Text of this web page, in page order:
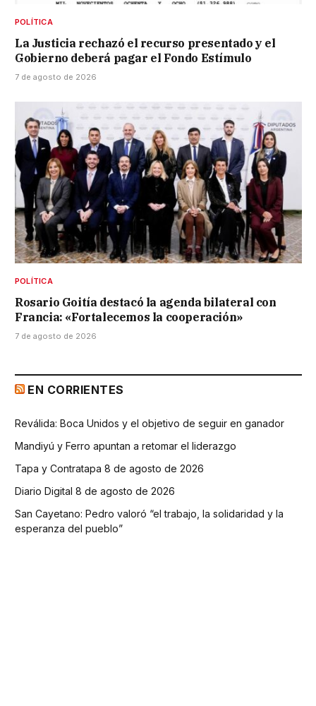
POLÍTICA
La Justicia rechazó el recurso presentado y el
Gobierno deberá pagar el Fondo Estímulo
7 de agosto de 2026
POLÍTICA
Rosario Goitía destacó la agenda bilateral con
Francia: «Fortalecemos la cooperación»
7 de agosto de 2026
EN CORRIENTES
Reválida: Boca Unidos y el objetivo de seguir en ganador
Mandiyú y Ferro apuntan a retomar el liderazgo
Tapa y Contratapa 8 de agosto de 2026
Diario Digital 8 de agosto de 2026
San Cayetano: Pedro valoró “el trabajo, la solidaridad y la
esperanza del pueblo”